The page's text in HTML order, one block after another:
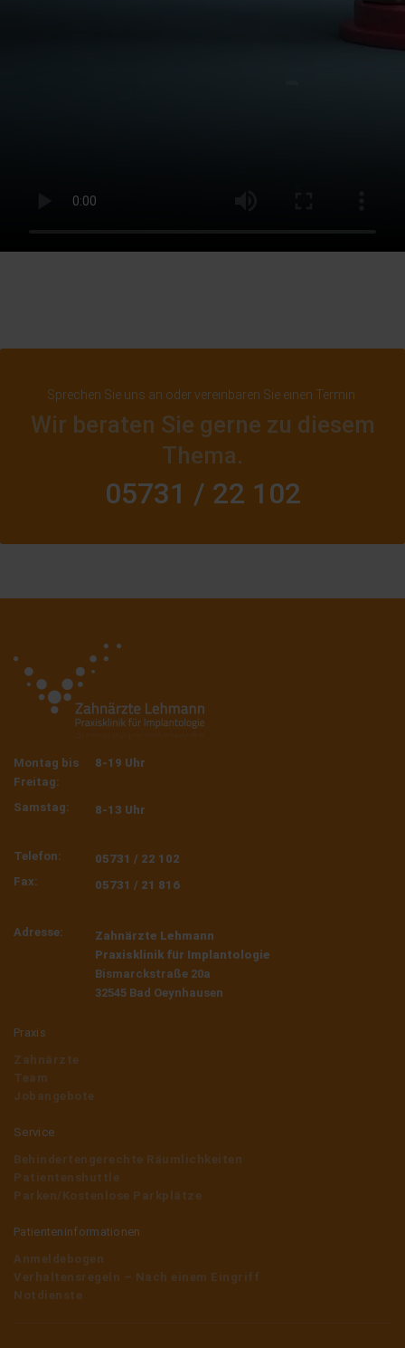
Sprechen Sie uns an oder vereinbaren Sie einen Termin.
Wir beraten Sie gerne zu diesem
Thema.
05731 / 22 102
Montag bis
Freitag:
8-19 Uhr
Samstag: 8-13 Uhr
Telefon:
05731 / 22 102
Fax:
05731 / 21 816
Adresse:
Zahnärzte Lehmann
Praxisklinik für Implantologie
Bismarckstraße 20a
32545 Bad Oeynhausen
Praxis
Zahnärzte
Team
Jobangebote
Service
Behindertengerechte Räumlichkeiten
Patientenshuttle
Parken/Kostenlose Parkplätze
Patienteninformationen
Anmeldebogen
Verhaltensregeln – Nach einem Eingriff
Notdienste